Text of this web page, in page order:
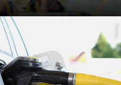
Pixabay